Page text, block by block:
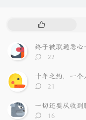
热
文
章
终于被联通恶心
评
数：
22
十年之约，一
评
数：
21
一切还要从收
评
16